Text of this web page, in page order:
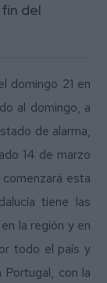
del
domingo 21 en
al domingo, a
de alarma,
14 de marzo
esta
tiene las
la región y en
todo el país y
con la